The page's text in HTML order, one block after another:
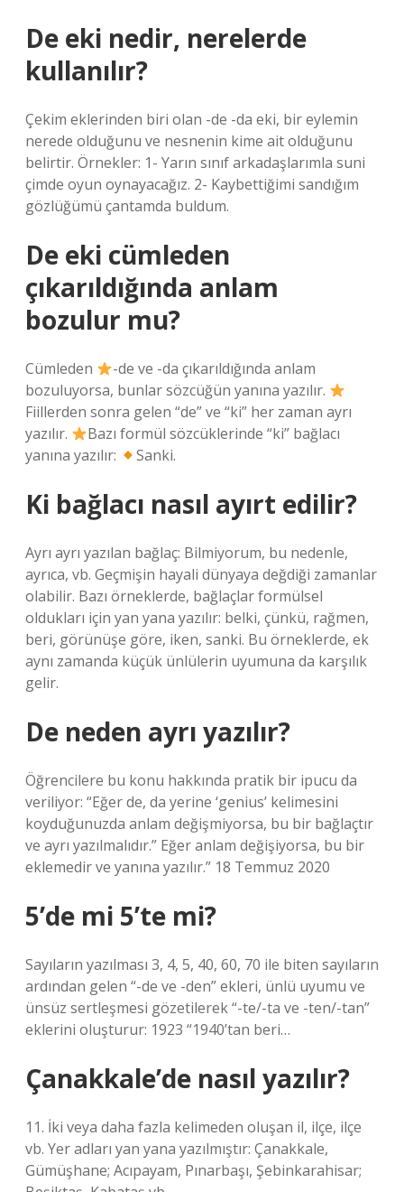
De eki nedir, nerelerde
kullanılır?
Çekim eklerinden biri olan -de -da eki, bir eylemin
nerede olduğunu ve nesnenin kime ait olduğunu
belirtir. Örnekler: 1- Yarın sınıf arkadaşlarımla suni
çimde oyun oynayacağız. 2- Kaybettiğimi sandığım
gözlüğümü çantamda buldum.
De eki cümleden
çıkarıldığında anlam
bozulur mu?
Cümleden
-de ve -da çıkarıldığında anlam
bozuluyorsa, bunlar sözcüğün yanına yazılır.
Fiillerden sonra gelen “de” ve “ki” her zaman ayrı
yazılır.
Bazı formül sözcüklerinde “ki” bağlacı
yanına yazılır:
Sanki.
Ki bağlacı nasıl ayırt edilir?
Ayrı ayrı yazılan bağlaç: Bilmiyorum, bu nedenle,
ayrıca, vb. Geçmişin hayali dünyaya değdiği zamanlar
olabilir. Bazı örneklerde, bağlaçlar formülsel
oldukları için yan yana yazılır: belki, çünkü, rağmen,
beri, görünüşe göre, iken, sanki. Bu örneklerde, ek
aynı zamanda küçük ünlülerin uyumuna da karşılık
gelir.
De neden ayrı yazılır?
Öğrencilere bu konu hakkında pratik bir ipucu da
veriliyor: “Eğer de, da yerine ‘genius’ kelimesini
koyduğunuzda anlam değişmiyorsa, bu bir bağlaçtır
ve ayrı yazılmalıdır.” Eğer anlam değişiyorsa, bu bir
eklemedir ve yanına yazılır.” 18 Temmuz 2020
5’de mi 5’te mi?
Sayıların yazılması 3, 4, 5, 40, 60, 70 ile biten sayıların
ardından gelen “-de ve -den” ekleri, ünlü uyumu ve
ünsüz sertleşmesi gözetilerek “-te/-ta ve -ten/-tan”
eklerini oluşturur: 1923 “1940’tan beri…
Çanakkale’de nasıl yazılır?
11. İki veya daha fazla kelimeden oluşan il, ilçe, ilçe
vb. Yer adları yan yana yazılmıştır: Çanakkale,
Gümüşhane; Acıpayam, Pınarbaşı, Şebinkarahisar;